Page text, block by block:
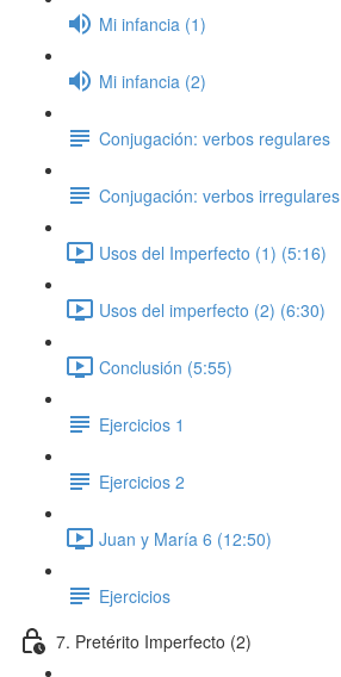
Mi infancia (1)
Mi infancia (2)
Conjugación: verbos regulares
Conjugación: verbos irregulares
Usos del Imperfecto (1) (5:16)
Usos del imperfecto (2) (6:30)
Conclusión (5:55)
Ejercicios 1
Ejercicios 2
Juan y María 6 (12:50)
Ejercicios
7. Pretérito Imperfecto (2)